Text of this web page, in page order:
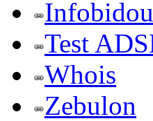
Test
Whois
Zebulon